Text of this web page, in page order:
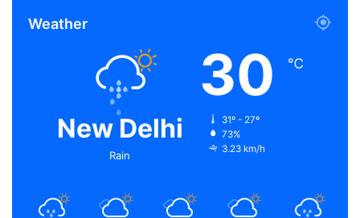
Weather
New Delhi
Rain
30 ℃
31º - 27º
73%
3.23 km/h